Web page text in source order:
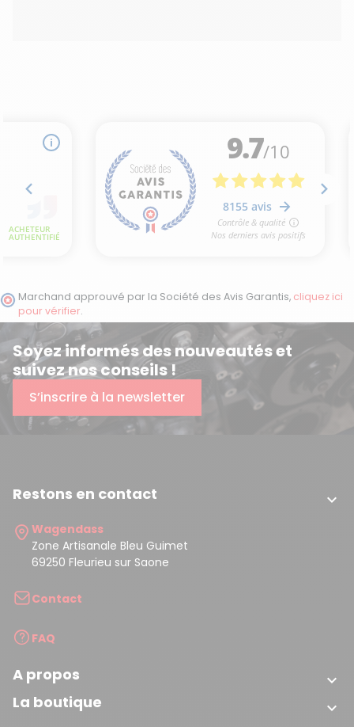
Marchand approuvé par la Société des Avis Garantis, cliquez ici
pour vérifier.
Soyez informés des nouveautés et
suivez nos conseils !
S’inscrire à la newsletter
Restons en contact 
Wagendass
Zone Artisanale Bleu Guimet
69250 Fleurieu sur Saone
Contact
FAQ
A propos 
La boutique 